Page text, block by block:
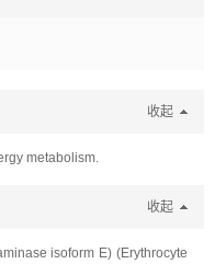
收起
metabolism.
收起
isoform E) (Erythrocyte